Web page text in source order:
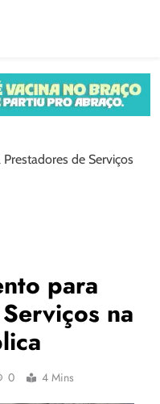
de Serviços
para
na
0 4 Mins